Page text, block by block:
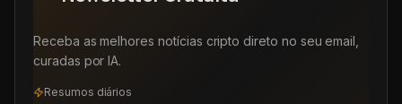
Receba as melhores notícias cripto direto no seu email,
curadas por IA.
Resumos diários